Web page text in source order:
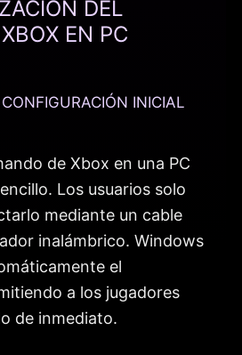
DEL
EN PC
INICIAL
de Xbox en una PC
Los usuarios solo
mediante un cable
inalámbrico. Windows
el
a los jugadores
de inmediato.